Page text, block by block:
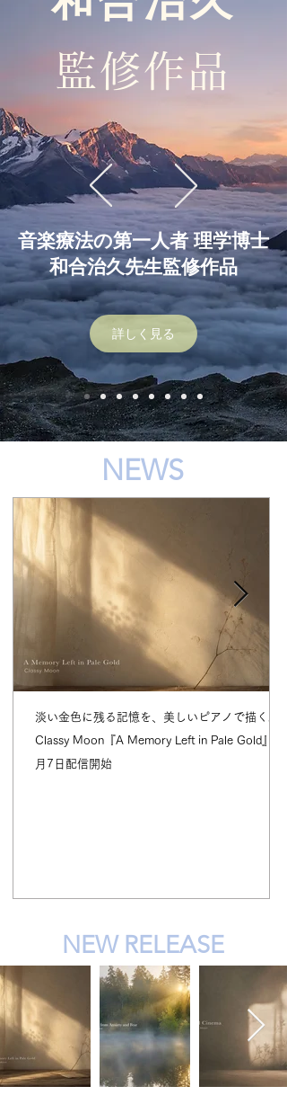
NEWS
淡い金色に残る記憶を、美しいピアノで描く。
Classy Moon『A Memory Left in Pale Gold』8
月7日配信開始
監修作品
音楽療法の第一人者 理学博士
和合治久先生監修作品
詳しく見る
NEW RELEASE